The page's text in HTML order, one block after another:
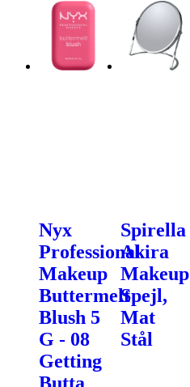
Nyx
Professional
Makeup
Buttermelt
Blush 5
G - 08
Getting
Butta
Spirella
Akira
Makeup
Spejl,
Mat
Stål